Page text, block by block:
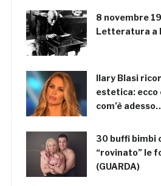
8 novembre
Letteratura a
Ilary Blasi
estetica: ecco
com’è
30 buffi bimbi
“rovinato” le
(GUARDA)